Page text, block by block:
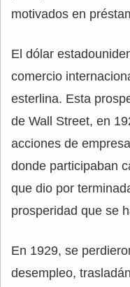
motivados en
El dólar
comercio
esterlina. Esta
de Wall Street, en
acciones de
donde participaban
que dio por
prosperidad que se
En 1929, se
desempleo,